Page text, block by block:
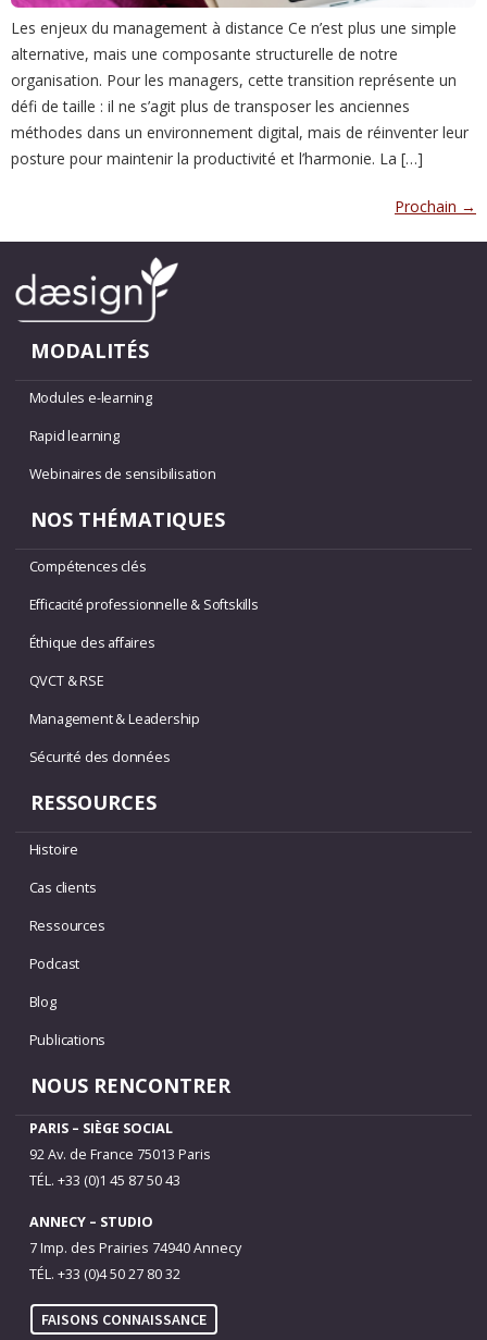
Les enjeux du management à distance Ce n’est plus une simple
alternative, mais une composante structurelle de notre
organisation. Pour les managers, cette transition représente un
défi de taille : il ne s’agit plus de transposer les anciennes
méthodes dans un environnement digital, mais de réinventer leur
posture pour maintenir la productivité et l’harmonie. La […]
Prochain →
MODALITÉS
Modules e-learning
Rapid learning
Webinaires de sensibilisation
NOS THÉMATIQUES
Compétences clés
Efficacité professionnelle & Softskills
Éthique des affaires
QVCT & RSE
Management & Leadership
Sécurité des données
RESSOURCES
Histoire
Cas clients
Ressources
Podcast
Blog
Publications
NOUS RENCONTRER
PARIS – SIÈGE SOCIAL
92 Av. de France 75013 Paris
TÉL. +33 (0)1 45 87 50 43
ANNECY – STUDIO
7 Imp. des Prairies 74940 Annecy
TÉL. +33 (0)4 50 27 80 32
FAISONS CONNAISSANCE